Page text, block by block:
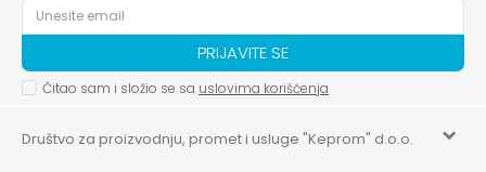
PRIJAVITE SE
Čitao sam i složio se sa uslovima korišćenja
Društvo za proizvodnju, promet i usluge "Keprom" d.o.o.